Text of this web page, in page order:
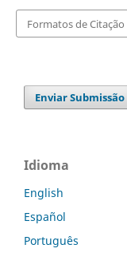
Formatos de Citação
Enviar Submissão
Idioma
English
Español
Português